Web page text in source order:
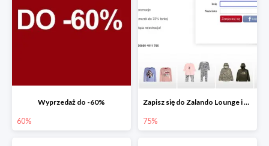
Wyprzedaż do -60%
60%
Zapisz się do Zalando Lounge i zyskaj do -75% zniżki
75%